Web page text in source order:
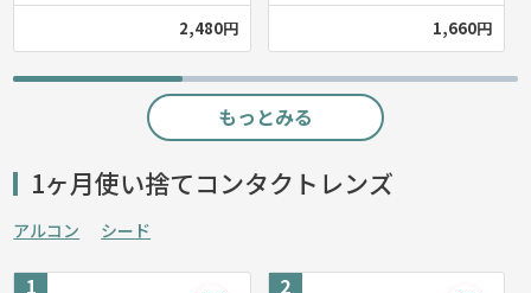
2,480円 1,660円
もっとみる
1ヶ月使い捨てコンタクトレンズ
アルコン シード